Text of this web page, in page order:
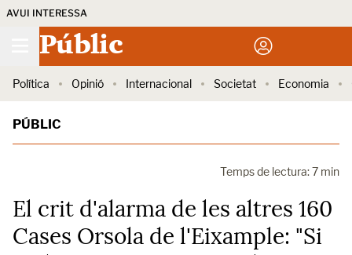
AVUI INTERESSA
Públic
Política Opinió Internacional Societat Economia
PÚBLIC
Temps de lectura: 7 min
El crit d'alarma de les altres 160
Cases Orsola de l'Eixample: "Si